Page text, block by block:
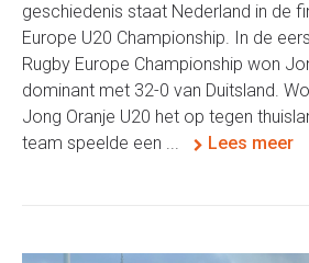
geschiedenis staat Nederland in de
Europe U20 Championship. In de
Rugby Europe Championship won
dominant met 32-0 van Duitsland.
Jong Oranje U20 het op tegen
team speelde een ...
Lees meer